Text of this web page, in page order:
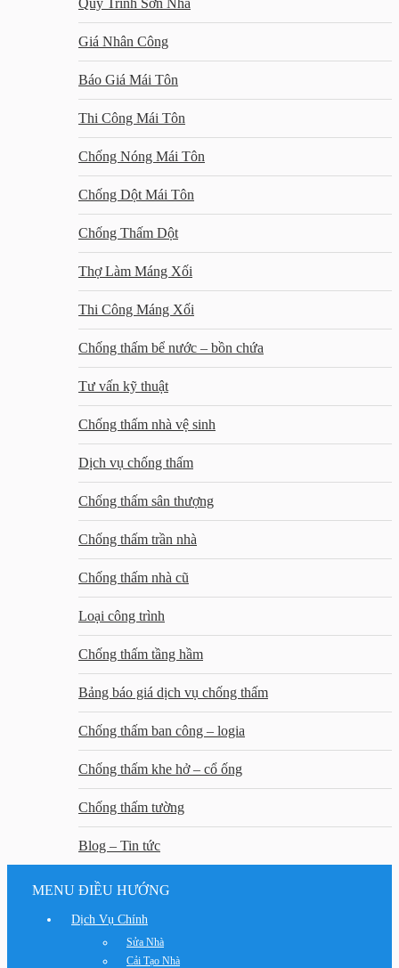
Quy Trình Sơn Nhà
Giá Nhân Công
Báo Giá Mái Tôn
Thi Công Mái Tôn
Chống Nóng Mái Tôn
Chống Dột Mái Tôn
Chống Thấm Dột
Thợ Làm Máng Xối
Thi Công Máng Xối
Chống thấm bể nước – bồn chứa
Tư vấn kỹ thuật
Chống thấm nhà vệ sinh
Dịch vụ chống thấm
Chống thấm sân thượng
Chống thấm trần nhà
Chống thấm nhà cũ
Loại công trình
Chống thấm tầng hầm
Bảng báo giá dịch vụ chống thấm
Chống thấm ban công – logia
Chống thấm khe hở – cổ ống
Chống thấm tường
Blog – Tin tức
MENU ĐIỀU HƯỚNG
Dịch Vụ Chính
Sửa Nhà
Cải Tạo Nhà